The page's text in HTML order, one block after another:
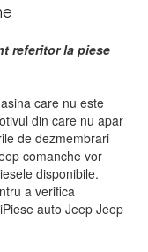
referitor la piese
care nu este
din care nu apar
de dezmembrari
comanche vor
disponibile.
a verifica
auto Jeep Jeep